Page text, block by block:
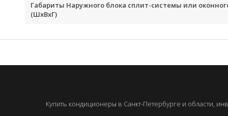
Габариты Наружного блока сплит-системы или
(ШxВxГ)
Купить кондиционеры в Санкт-Петербурге и области,